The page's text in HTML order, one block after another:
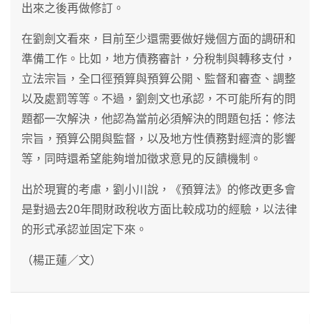
出來之後再做修訂。
在劉劍文看來，目前至少還需要做好幾個方面的調研和
準備工作。比如，地方債務審計，分稅制與轉移支付，
立法宗旨，全口徑預算與預算公開、監督和審查、調整
以及處罰等等。不過，劉劍文也承認，不可能所有的問
題都一次解決，他認為當前必須解決的問題包括：修法
宗旨，預算公開與監督，以及地方性債務對經濟的影響
等，同時還希望能夠增加徵求意見的反饋機制。
出於現實的考慮，劉小川說，《預算法》的修改更多會
是對過去20年間財政稅收方面比較成功的經驗，以法律
的形式承認並固定下來。
（楊正蓮／文）